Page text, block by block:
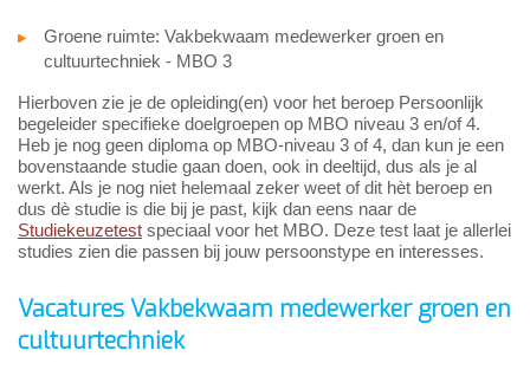
Groene ruimte: Vakbekwaam medewerker groen en
cultuurtechniek - MBO 3
Hierboven zie je de opleiding(en) voor het beroep Persoonlijk
begeleider specifieke doelgroepen op MBO niveau 3 en/of 4.
Heb je nog geen diploma op MBO-niveau 3 of 4, dan kun je een
bovenstaande studie gaan doen, ook in deeltijd, dus als je al
werkt. Als je nog niet helemaal zeker weet of dit hèt beroep en
dus dè studie is die bij je past, kijk dan eens naar de
Studiekeuzetest speciaal voor het MBO. Deze test laat je allerlei
studies zien die passen bij jouw persoonstype en interesses.
Vacatures Vakbekwaam medewerker groen en
cultuurtechniek